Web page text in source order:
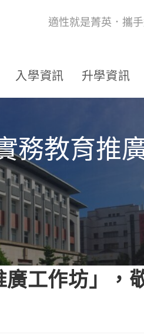
適性就是菁英．攜
入學資訊 升學資訊
務教育推
廣工作坊」，